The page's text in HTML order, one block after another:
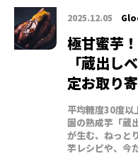
2025.12.05
極甘蜜芋
「蔵出し
定お取り
平均糖度30度
園の熟成芋「蔵
が生む、ねっと
芋レシピや、今